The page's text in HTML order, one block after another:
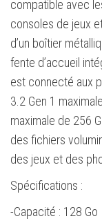
-
Crochet
porte-
clés
-
Corps
en
métal
compatible avec
consoles de jeux
d’un boîtier
fente d’accueil
est connecté aux
3.2 Gen 1
maximale de 256
des fichiers
des jeux et des
Spécifications :
-Capacité : 128 Go